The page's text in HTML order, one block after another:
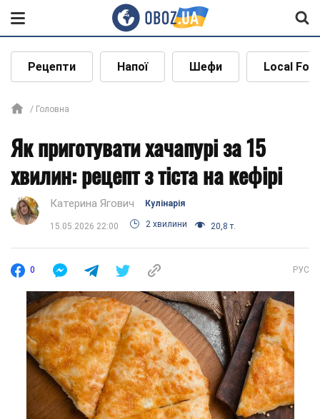
Рецепти Напої Шефи Local
Головна
Як приготувати хачапурі за 15
хвилин: рецепт з тіста на кефірі
Катерина Ягович Кулінарія
15.05.2026 22:00 2 хвилини 20,8 т.
0 РУС